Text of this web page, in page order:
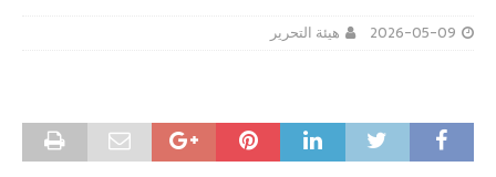
2026-05-09 هيئة التحرير